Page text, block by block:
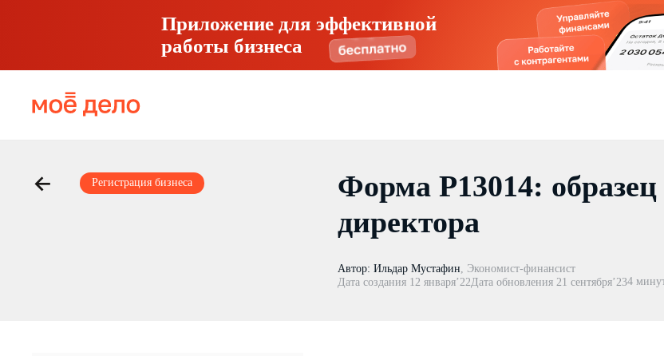
Приложение для эффективной
работы бизнеса
Регистрация бизнеса
Форма Р13014:
директора
Автор: Ильдар Мустафин, Экономист-финансист
Дата создания 12 января’22Дата обновления 21 сентября’234